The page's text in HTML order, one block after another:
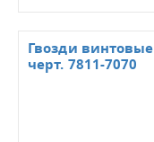
Гвозди винтовые
черт. 7811-7070